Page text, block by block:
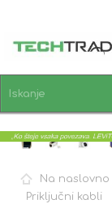
PRIJAVA
Na
Priključni kabli